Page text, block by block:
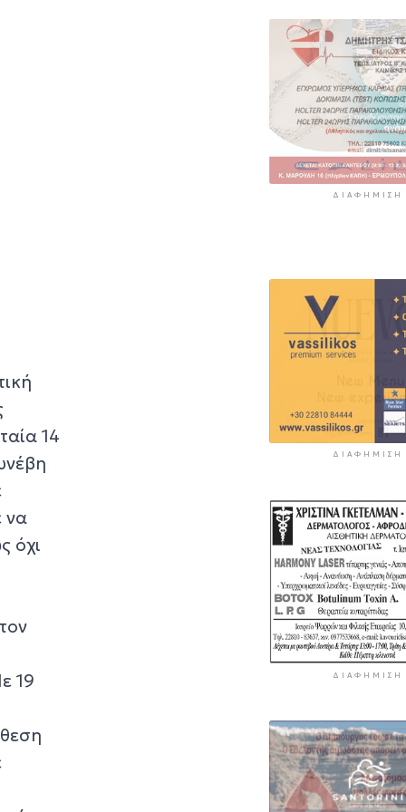
14
να
όχι
19
«Στάχτη»
στρέμματα
καλοκαίρι
12 ώρες 7 λεπτά πρίν
ΔΙΑΦΉΜΙΣΗ
ΔΙΑΦΉΜΙΣΗ
ΔΙΑΦΉΜΙΣΗ